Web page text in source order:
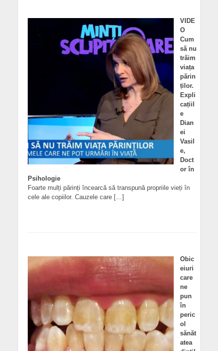
VIDE
O
Cum
să nu
trăim
viața
părin
ților.
Expli
cațiil
e
Dian
ei
Vasil
e,
Doct
or în
Psihologie
Foarte mulți părinți încearcă să transpună propriile vieți în
cele ale copiilor. Cauzele care […]
Obic
eiuri
care
ne
pun
în
peric
ol
sănăt
atea